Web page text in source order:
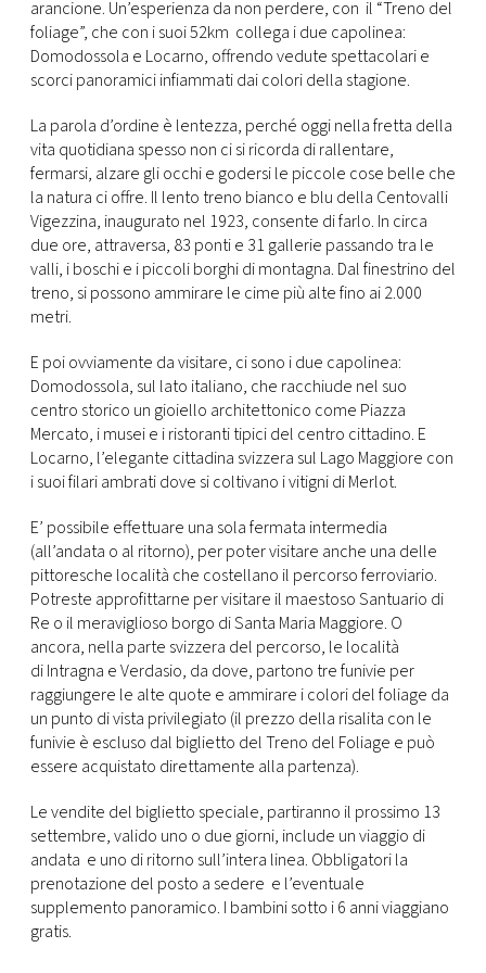
CONSIGLIA
arancione. Un’esperienza da non perdere, con il “Treno del
foliage”, che con i suoi 52km collega i due capolinea:
Domodossola e Locarno, offrendo vedute spettacolari e
scorci panoramici infiammati dai colori della stagione.
La parola d’ordine è lentezza, perché oggi nella fretta della
vita quotidiana spesso non ci si ricorda di rallentare,
fermarsi, alzare gli occhi e godersi le piccole cose belle che
la natura ci offre. Il lento treno bianco e blu della Centovalli
Vigezzina, inaugurato nel 1923, consente di farlo. In circa
due ore, attraversa, 83 ponti e 31 gallerie passando tra le
valli, i boschi e i piccoli borghi di montagna. Dal finestrino del
treno, si possono ammirare le cime più alte fino ai 2.000
metri.
E poi ovviamente da visitare, ci sono i due capolinea:
Domodossola, sul lato italiano, che racchiude nel suo
centro storico un gioiello architettonico come Piazza
Mercato, i musei e i ristoranti tipici del centro cittadino. E
Locarno, l’elegante cittadina svizzera sul Lago Maggiore con
i suoi filari ambrati dove si coltivano i vitigni di Merlot.
E’ possibile effettuare una sola fermata intermedia
(all’andata o al ritorno), per poter visitare anche una delle
pittoresche località che costellano il percorso ferroviario.
Potreste approfittarne per visitare il maestoso Santuario di
Re o il meraviglioso borgo di Santa Maria Maggiore. O
ancora, nella parte svizzera del percorso, le località
di Intragna e Verdasio, da dove, partono tre funivie per
raggiungere le alte quote e ammirare i colori del foliage da
un punto di vista privilegiato (il prezzo della risalita con le
funivie è escluso dal biglietto del Treno del Foliage e può
essere acquistato direttamente alla partenza).
Le vendite del biglietto speciale, partiranno il prossimo 13
settembre, valido uno o due giorni, include un viaggio di
andata e uno di ritorno sull’intera linea. Obbligatori la
prenotazione del posto a sedere e l’eventuale
supplemento panoramico. I bambini sotto i 6 anni viaggiano
gratis.